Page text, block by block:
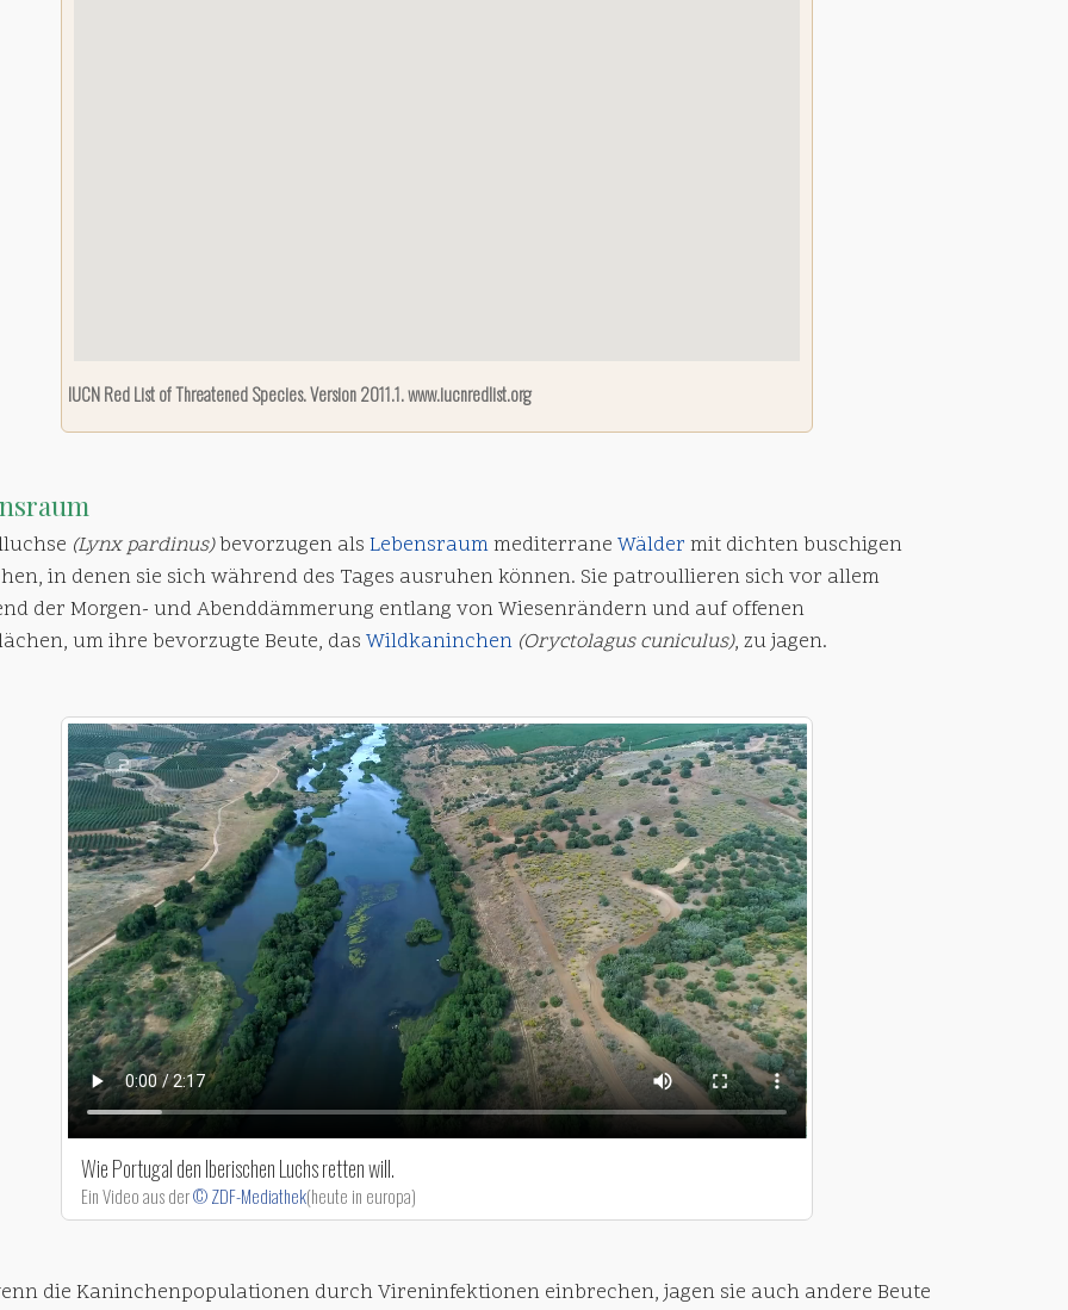
IUCN Red List of Threatened Species. Version 2011.1. www.iucnredlist.org
(Lynx pardinus)bevorzugen als Lebensraummediterrane Wälder mit dichten buschigen
in denen sie sich während des Tages ausruhen können. Sie patroullieren sich vor allem
der Morgen- und Abenddämmerung entlang von Wiesenrändern und auf offenen
um ihre bevorzugte Beute, das Wildkaninchen (Oryctolagus cuniculus), zu jagen.
Wie Portugal den Iberischen Luchs retten will.
Ein Video aus der© ZDF-Mediathek(heute in europa)
die Kaninchenpopulationen durch Vireninfektionen einbrechen, jagen sie auch andere Beute